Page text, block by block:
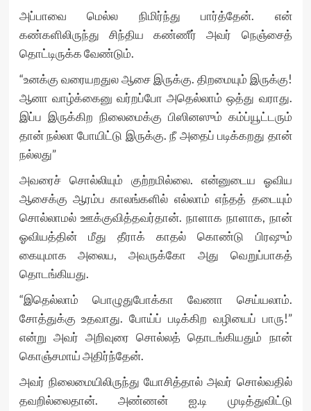
அப்பாவை மெல்ல நிமிர்ந்து பார்த்தேன். என்
கண்களிலிருந்து சிந்திய கண்ணீர் அவர் நெஞ்சைத்
தொட்டிருக்க வேண்டும்.
“உனக்கு வரையறதுல ஆசை இருக்கு. திறமையும் இருக்கு!
ஆனா வாழ்க்கைனு வர்றப்போ அதெல்லாம் ஒத்து வராது.
இப்ப இருக்கிற நிலைமைக்கு பிஸினஸும் கம்ப்யூட்டரும்
தான் நல்லா போயிட்டு இருக்கு. நீ அதைப் படிக்கறது தான்
நல்லது”
அவரைச் சொல்லியும் குற்றமில்லை. என்னுடைய ஓவிய
ஆசைக்கு ஆரம்ப காலங்களில் எல்லாம் எந்தத் தடையும்
சொல்லாமல் ஊக்குவித்தவர்தான். நாளாக நாளாக, நான்
ஓவியத்தின் மீது தீராக் காதல் கொண்டு பிரஷும்
கையுமாக அலைய, அவருக்கோ அது வெறுப்பாகத்
தொடங்கியது.
“இதெல்லாம் பொழுதுபோக்கா வேணா செய்யலாம்.
சோத்துக்கு உதவாது. போய்ப் படிக்கிற வழியைப் பாரு!”
என்று அவர் அறிவுரை சொல்லத் தொடங்கியதும் நான்
கொஞ்சமாய் அதிர்ந்தேன்.
அவர் நிலைமையிலிருந்து யோசித்தால் அவர் சொல்வதில்
தவறில்லைதான். அண்ணன் ஐ.டி முடித்துவிட்டு